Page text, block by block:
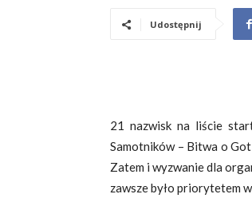
Udostępnij
21 nazwisk na liście
Samotników – Bitwa o
Zatem i wyzwanie dla
zawsze było priorytetem